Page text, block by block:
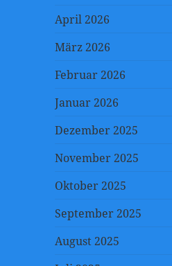
April 2026
März 2026
Februar 2026
Januar 2026
Dezember 2025
November 2025
Oktober 2025
September 2025
August 2025